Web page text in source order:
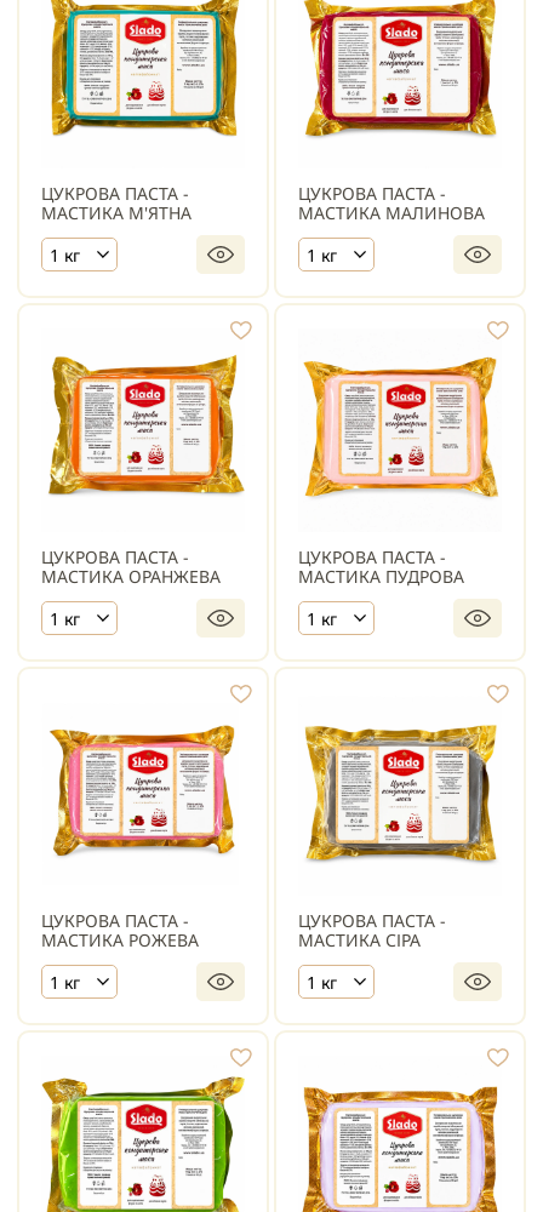
ЦУКРОВА ПАСТА -
МАСТИКА М'ЯТНА
1 кг
ЦУКРОВА ПАСТА -
МАСТИКА МАЛИНОВА
1 кг
ЦУКРОВА ПАСТА -
МАСТИКА ОРАНЖЕВА
1 кг
ЦУКРОВА ПАСТА -
МАСТИКА ПУДРОВА
1 кг
ЦУКРОВА ПАСТА -
МАСТИКА РОЖЕВА
1 кг
ЦУКРОВА ПАСТА -
МАСТИКА СІРА
1 кг